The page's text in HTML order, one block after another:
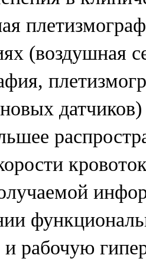
(воздушная
и рабочую